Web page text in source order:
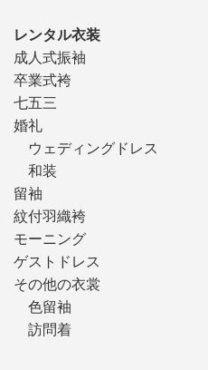
レンタル衣装
成人式振袖
卒業式袴
七五三
婚礼
ウェディングドレス
和装
留袖
紋付羽織袴
モーニング
ゲストドレス
その他の衣裳
色留袖
訪問着